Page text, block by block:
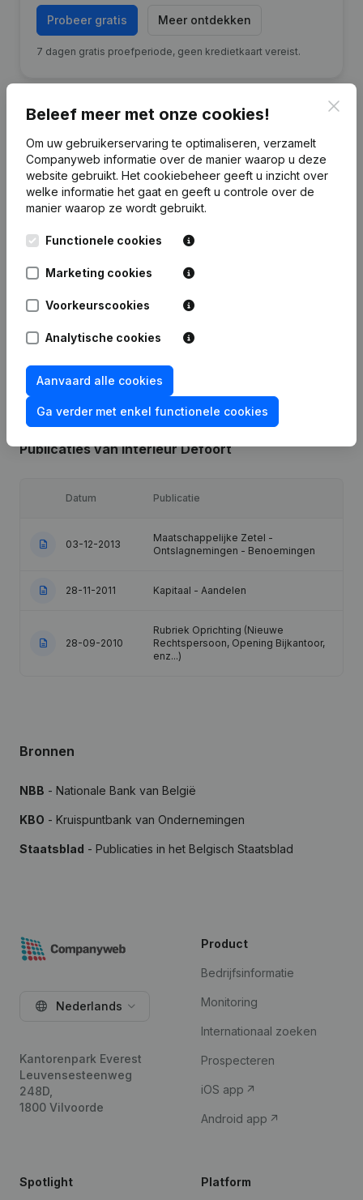
Probeer gratis Meer ontdekken
7 dagen gratis proefperiode, geen kredietkaart vereist.
Financiële gegevens van Interieur
Defoort
Eigen
vermogen
€-17.050 €-11.817
Publicatiesvan Interieur Defoort
Datum Publicatie
03-12-2013
Maatschappelijke Zetel -
Ontslagnemingen - Benoemingen
28-11-2011 Kapitaal - Aandelen
28-09-2010
Rubriek Oprichting (Nieuwe
Rechtspersoon, Opening Bijkantoor,
enz...)
Bronnen
NBB - Nationale Bank van België
KBO - Kruispuntbank van Ondernemingen
Staatsblad - Publicaties in het Belgisch Staatsblad
Beleef meer met onze cookies!
Om uw gebruikerservaring te optimaliseren, verzamelt
Companyweb informatie over de manier waarop u deze
website gebruikt. Het cookiebeheer geeft u inzicht over
welke informatie het gaat en geeft u controle over de
manier waarop ze wordt gebruikt.
Functionele cookies
Marketing cookies
Voorkeurscookies
Analytische cookies
Aanvaard alle cookies
Ga verder met enkel functionele cookies
Nederlands
Kantorenpark Everest
Leuvensesteenweg
248D,
1800 Vilvoorde
Product
Bedrijfsinformatie
Monitoring
Internationaal zoeken
Prospecteren
iOS app
Android app
Spotlight Platform